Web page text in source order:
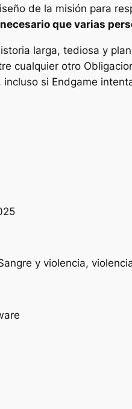
de la misión para
que varias
larga, tediosa y
cualquier otro
incluso si Endgame
y violencia,